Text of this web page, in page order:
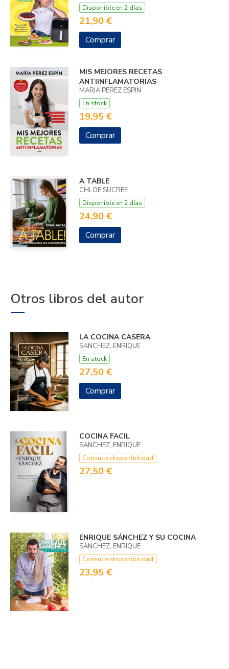
Disponible en 2 días
21,90 €
Comprar
MIS MEJORES RECETAS
ANTIINFLAMATORIAS
MARIA PEREZ ESPIN
En stock
19,95 €
Comprar
A TABLE
CHLOE SUCREE
Disponible en 2 días
24,90 €
Comprar
Otros libros del autor
LA COCINA CASERA
SANCHEZ, ENRIQUE
En stock
27,50 €
Comprar
COCINA FACIL
SANCHEZ, ENRIQUE
Consulte disponibilidad
27,50 €
ENRIQUE SÁNCHEZ Y SU COCINA
SANCHEZ, ENRIQUE
Consulte disponibilidad
23,95 €